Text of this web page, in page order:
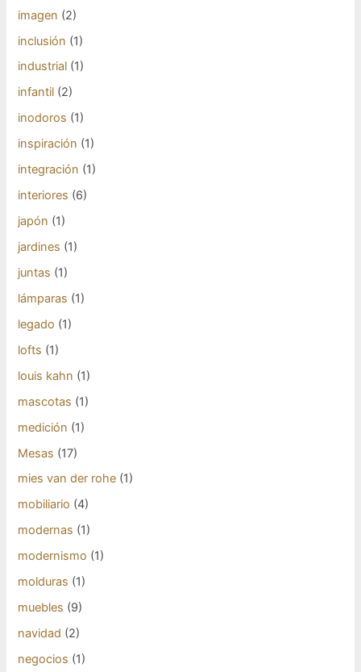
imagen (2)
inclusión (1)
industrial (1)
infantil (2)
inodoros (1)
inspiración (1)
integración (1)
interiores (6)
japón (1)
jardines (1)
juntas (1)
lámparas (1)
legado (1)
lofts (1)
louis kahn (1)
mascotas (1)
medición (1)
Mesas (17)
mies van der rohe (1)
mobiliario (4)
modernas (1)
modernismo (1)
molduras (1)
muebles (9)
navidad (2)
negocios (1)